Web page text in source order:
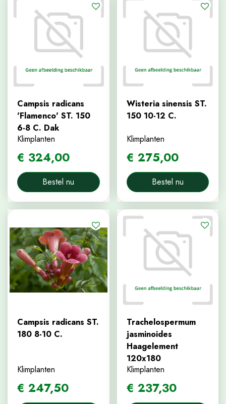
Campsis radicans
'Flamenco' ST. 150
6-8 C. Dak
Klimplanten
€ 324,00
Bestel nu
Wisteria sinensis ST.
150 10-12 C.
Klimplanten
€ 275,00
Bestel nu
Campsis radicans ST.
180 8-10 C.
Klimplanten
€ 247,50
Trachelospermum
jasminoides
Haagelement
120x180
Klimplanten
€ 237,30